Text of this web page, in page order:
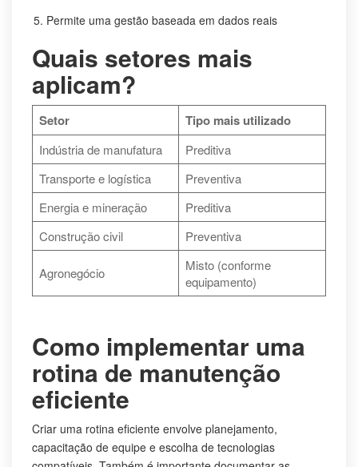
Permite uma gestão baseada em dados reais
Quais setores mais
aplicam?
Setor Tipo mais utilizado
Indústria de manufatura
Preditiva
Transporte e logística
Preventiva
Energia e mineração
Preditiva
Construção civil
Preventiva
Agronegócio
Misto (conforme
equipamento)
Como implementar uma
rotina de manutenção
eficiente
Criar uma rotina eficiente envolve planejamento,
capacitação de equipe e escolha de tecnologias